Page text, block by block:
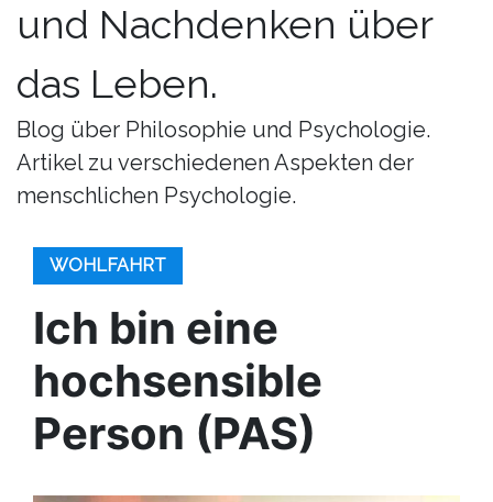
und Nachdenken über
das Leben.
Blog über Philosophie und Psychologie.
Artikel zu verschiedenen Aspekten der
menschlichen Psychologie.
WOHLFAHRT
Ich bin eine
hochsensible
Person (PAS)